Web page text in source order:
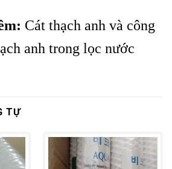
Cát thạch anh và công
anh trong lọc nước
TỰ